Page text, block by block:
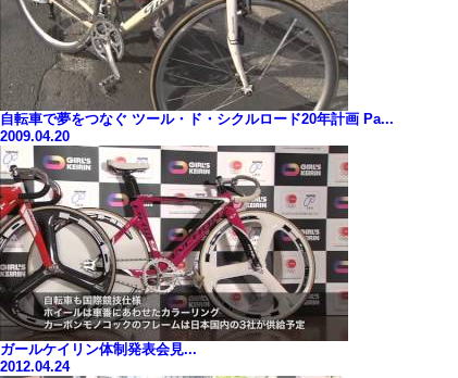
自転車で夢をつなぐ ツール・ド・シクルロード20年計画 Pa...
2009.04.20
ガールケイリン体制発表会見...
2012.04.24